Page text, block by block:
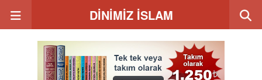
DİNİMİZ İSLAM